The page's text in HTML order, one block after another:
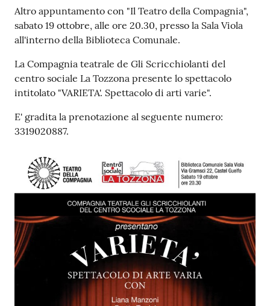
gli
argomenti...
Seguici
su
Contenuto
Altro appuntamento con "Il Teatro della Compagnia",
sabato 19 ottobre, alle ore 20.30, presso la Sala Viola
all'interno della Biblioteca Comunale.
La Compagnia teatrale de Gli Scricchiolanti del
centro sociale La Tozzona presente lo spettacolo
intitolato "VARIETA'. Spettacolo di arti varie".
E' gradita la prenotazione al seguente numero:
3319020887.